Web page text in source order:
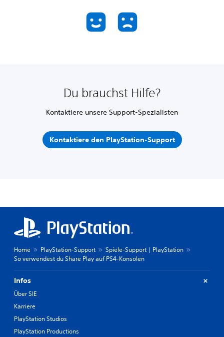
Du brauchst Hilfe?
Kontaktiere unsere Support-Spezialisten
Kontaktiere den PlayStation-Support
Home PlayStation-Support
Spiele-Support | PlayStation
So verwendest du Share Play auf PS4-Konsolen
Infos
Über SIE
Karriere
PlayStation Studios
PlayStation Productions